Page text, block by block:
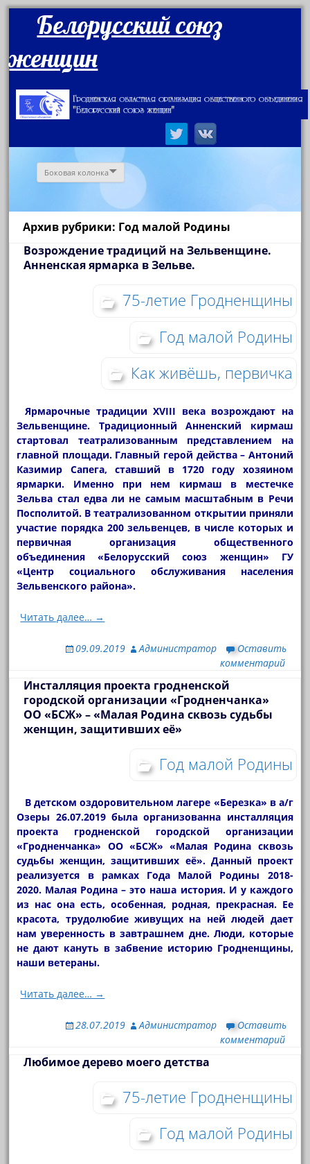
Белорусский союз
женщин
Боковая колонка
Архив рубрики: Год малой Родины
Возрождение традиций на Зельвенщине.
Анненская ярмарка в Зельве.
75-летие Гродненщины
Год малой Родины
Как живёшь, первичка
Ярмарочные традиции XVIII века возрождают на
Зельвенщине. Традиционный Анненский кирмаш
стартовал театрализованным представлением на
главной площади. Главный герой действа – Антоний
Казимир Сапега, ставший в 1720 году хозяином
ярмарки. Именно при нем кирмаш в местечке
Зельва стал едва ли не самым масштабным в Речи
Посполитой. В театрализованном открытии приняли
участие порядка 200 зельвенцев, в числе которых и
первичная организация общественного
объединения «Белорусский союз женщин» ГУ
«Центр социального обслуживания населения
Зельвенского района».
Читать далее… →
09.09.2019 Администратор
Оставить
комментарий
Инсталляция проекта гродненской
городской организации «Гродненчанка»
ОО «БСЖ» – «Малая Родина сквозь судьбы
женщин, защитивших её»
Год малой Родины
В детском оздоровительном лагере «Березка» в а/г
Озеры 26.07.2019 была организованна инсталляция
проекта гродненской городской организации
«Гродненчанка» ОО «БСЖ» «Малая Родина сквозь
судьбы женщин, защитивших её». Данный проект
реализуется в рамках Года Малой Родины 2018-
2020. Малая Родина – это наша история. И у каждого
из нас она есть, особенная, родная, прекрасная. Ее
красота, трудолюбие живущих на ней людей дает
нам уверенность в завтрашнем дне. Люди, которые
не дают кануть в забвение историю Гродненщины,
наши ветераны.
Читать далее… →
28.07.2019 Администратор
Оставить
комментарий
Любимое дерево моего детства
75-летие Гродненщины
Год малой Родины